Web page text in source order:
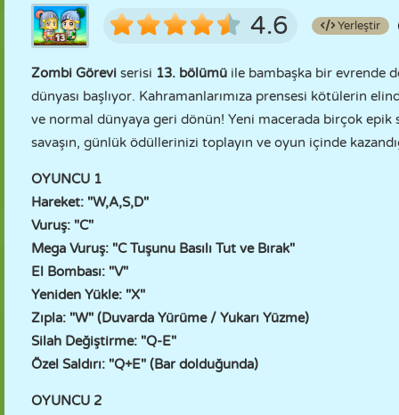
4.6 Yerleştir
Zombi Görevi serisi 13. bölümü ile bambaşka bir evrende
dünyası başlıyor. Kahramanlarımıza prensesi kötülerin
ve normal dünyaya geri dönün! Yeni macerada birçok
savaşın, günlük ödüllerinizi toplayın ve oyun içinde
OYUNCU 1
Hareket: "W,A,S,D"
Vuruş: "C"
Mega Vuruş: "C Tuşunu Basılı Tut ve Bırak"
El Bombası: "V"
Yeniden Yükle: "X"
Zıpla: "W" (Duvarda Yürüme / Yukarı Yüzme)
Silah Değiştirme: "Q-E"
Özel Saldırı: "Q+E" (Bar dolduğunda)
OYUNCU 2